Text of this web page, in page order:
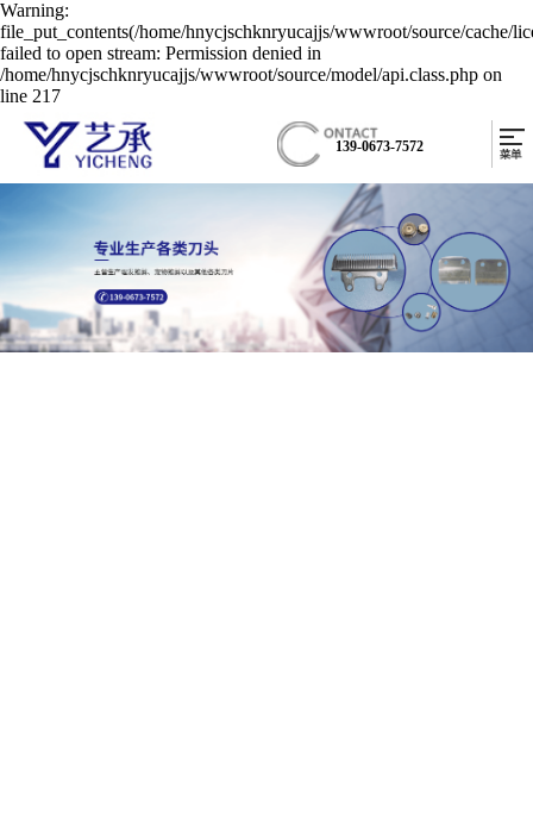
Warning:
file_put_contents(/home/hnycjschknryucajjs/wwwroot/source/cache/
failed to open stream: Permission denied in
/home/hnycjschknryucajjs/wwwroot/source/model/api.class.php on
line 217
139-0673-7572